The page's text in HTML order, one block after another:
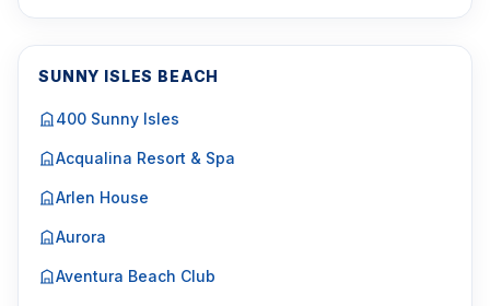
SUNNY ISLES BEACH
400 Sunny Isles
Acqualina Resort & Spa
Arlen House
Aurora
Aventura Beach Club